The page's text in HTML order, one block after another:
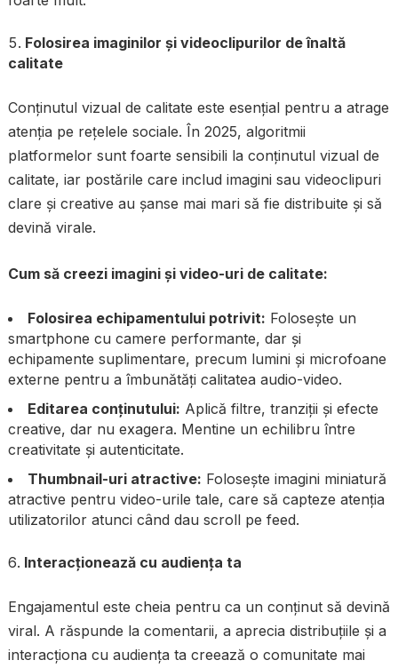
Folosirea imaginilor și videoclipurilor de înaltă
calitate
Conținutul vizual de calitate este esențial pentru a atrage
atenția pe rețelele sociale. În 2025, algoritmii
platformelor sunt foarte sensibili la conținutul vizual de
calitate, iar postările care includ imagini sau videoclipuri
clare și creative au șanse mai mari să fie distribuite și să
devină virale.
Cum să creezi imagini și video-uri de calitate:
Folosirea echipamentului potrivit: Folosește un
smartphone cu camere performante, dar și
echipamente suplimentare, precum lumini și microfoane
externe pentru a îmbunătăți calitatea audio-video.
Editarea conținutului: Aplică filtre, tranziții și efecte
creative, dar nu exagera. Mentine un echilibru între
creativitate și autenticitate.
Thumbnail-uri atractive: Folosește imagini miniatură
atractive pentru video-urile tale, care să capteze atenția
utilizatorilor atunci când dau scroll pe feed.
Interacționează cu audiența ta
Engajamentul este cheia pentru ca un conținut să devină
viral. A răspunde la comentarii, a aprecia distribuțiile și a
interacționa cu audiența ta creează o comunitate mai